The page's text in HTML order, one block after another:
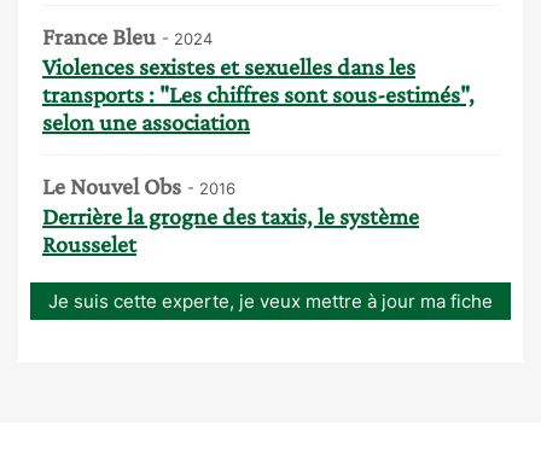
France Bleu - 2024
Violences sexistes et sexuelles dans les
transports : "Les chiffres sont sous-estimés",
selon une association
Le Nouvel Obs - 2016
Derrière la grogne des taxis, le système
Rousselet
Je suis cette experte, je veux mettre à jour ma fiche